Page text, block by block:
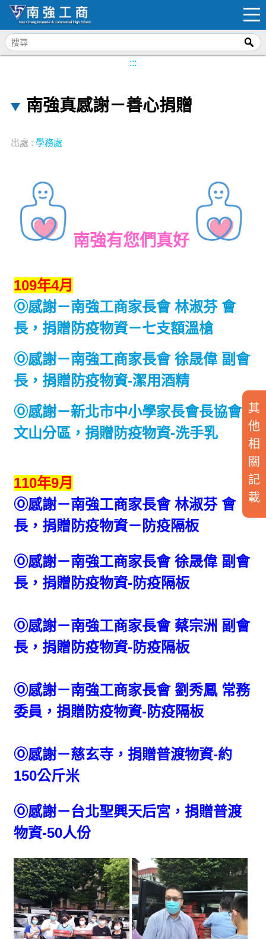
:::
南強真感謝－善心捐贈
出處 : 學務處
南強有您們真好
109年4月
Ⓞ感謝－南強工商家長會 林淑芬 會
長，捐贈防疫物資－七支額溫槍
Ⓞ感謝－南強工商家長會 徐晟偉 副會
長，捐贈防疫物資-潔用酒精
Ⓞ感謝－新北市中小學家長會長協會
文山分區，捐贈防疫物資-洗手乳
110年9月
Ⓞ感謝－南強工商家長會 林淑芬 會
長，捐贈防疫物資－ 防疫隔板
Ⓞ感謝－南強工商家長會 徐晟偉 副會
長，捐贈防疫物資-防疫隔板
Ⓞ感謝－南強工商家長會 蔡宗洲 副會
長，捐贈防疫物資-防疫隔板
Ⓞ感謝－南強工商家長會 劉秀鳳常務
委員，捐贈防疫物資-防疫隔板
Ⓞ感謝－慈玄寺，捐贈普渡物資-約
150公斤米
Ⓞ感謝－台北聖興天后宮，捐贈普渡
物資-50人份
其
他
相
關
記
載